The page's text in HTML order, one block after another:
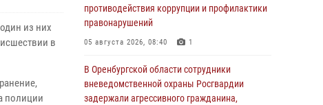
из них
в
полиции
противодействия коррупции и профилактики
правонарушений
05 августа 2026, 08:40 1
В Оренбургской области сотрудники
вневедомственной охраны Росгвардии
задержали агрессивного гражданина,